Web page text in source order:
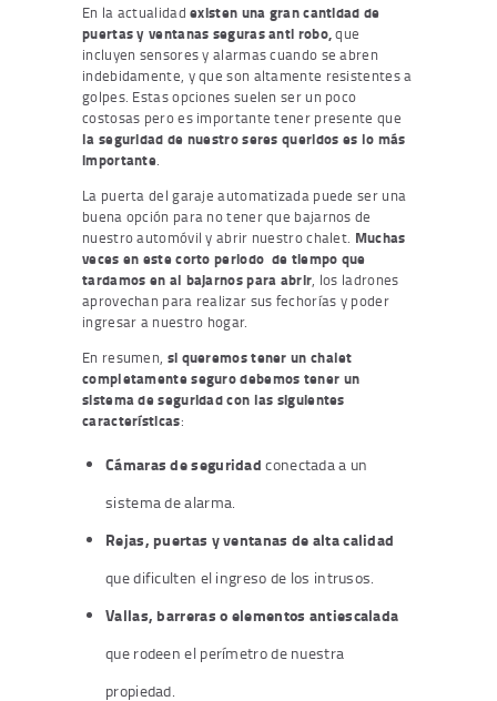
En la actualidadexisten una gran cantidad de
puertas y ventanas seguras anti robo,que
incluyen sensores y alarmas cuando se abren
indebidamente, y que son altamente resistentes a
golpes. Estas opciones suelen ser un poco
costosas pero es importante tener presente que
la seguridad de nuestro seres queridos es lo más
importante.
La puerta del garaje automatizada puede ser una
buena opción para no tener que bajarnos de
nuestro automóvil y abrir nuestro chalet. Muchas
veces en este corto periodo de tiempo que
tardamos en al bajarnos para abrir, los ladrones
aprovechan para realizar sus fechorías y poder
ingresar a nuestro hogar.
En resumen, si queremos tener un chalet
completamente seguro debemos tener un
sistema de seguridad con las siguientes
características:
Cámaras de seguridad conectada a un
sistema de alarma.
Rejas, puertas y ventanas de alta calidad
que dificulten el ingreso de los intrusos.
Vallas, barreras o elementos antiescalada
que rodeen el perímetro de nuestra
propiedad.